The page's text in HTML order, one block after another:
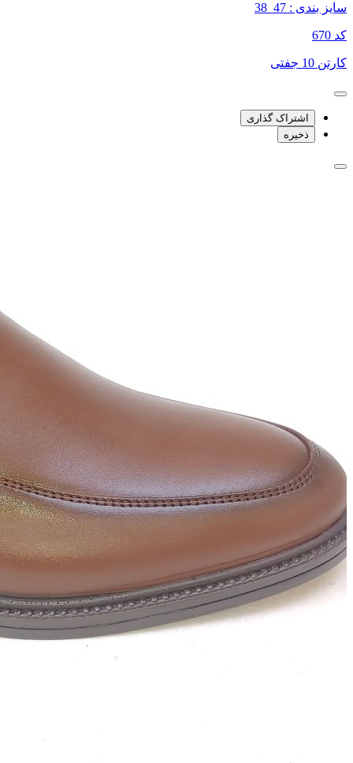
سایز بندی : 47_38
کد 670
کارتن 10 جفتی
اشتراک گذاری
ذخیره